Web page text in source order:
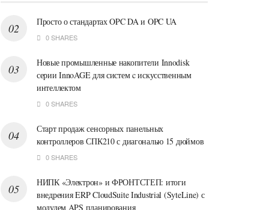
Просто о стандартах OPC DA и OPC UA
0 SHARES
Новые промышленные накопители Innodisk
серии InnoAGE для систем c искусственным
интеллектом
0 SHARES
Старт продаж сенсорных панельных
контроллеров СПК210 с диагональю 15 дюймов
0 SHARES
НИПК «Электрон» и ФРОНТСТЕП: итоги
внедрения ERP CloudSuite Industrial (SyteLine) с
модулем APS планирования